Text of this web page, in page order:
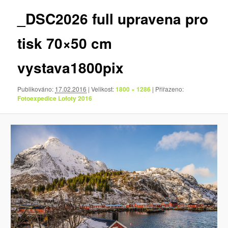
_DSC2026 full upravena pro
tisk 70×50 cm
vystava1800pix
Publikováno: 17.02.2016 | Velikost:1800 × 1286 | Přiřazeno:
Fotoexpedice Lofoty 2016